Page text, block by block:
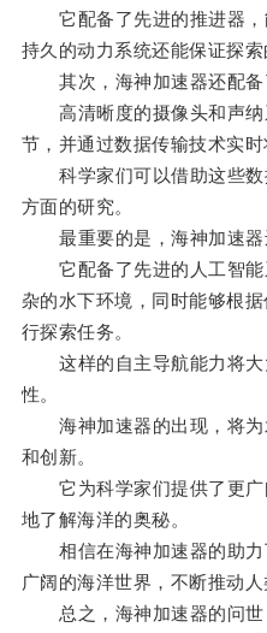
它配备了先进的推进器，
持久的动力系统还能保证探索
其次，海神加速器还配备
高清晰度的摄像头和声纳
节，并通过数据传输技术实时
科学家们可以借助这些数
方面的研究。
最重要的是，海神加速器
它配备了先进的人工智能
杂的水下环境，同时能够根
行探索任务。
这样的自主导航能力将大
性。
海神加速器的出现，将为
和创新。
它为科学家们提供了更广
地了解海洋的奥秘。
相信在海神加速器的助力
广阔的海洋世界，不断推动人
总之，海神加速器的问世